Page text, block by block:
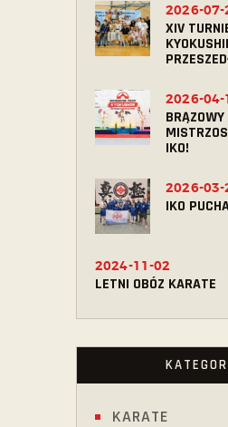
XIV
2026-07-
IKO!
2026-04-
IKO
2026-03-
LETNI OBÓZ KARATE
2024-11-02
KARATE